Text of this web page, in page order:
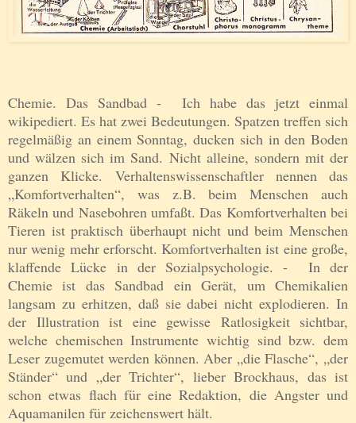
Chemie. Das Sandbad - Ich habe das jetzt einmal
wikipediert. Es hat zwei Bedeutungen. Spatzen treffen sich
regelmäßig an einem Sonntag, ducken sich in den Boden
und wälzen sich im Sand. Nicht alleine, sondern mit der
ganzen Klicke. Verhaltenswissenschaftler nennen das
„Komfortverhalten“, was z.B. beim Menschen auch
Räkeln und Nasebohren umfaßt. Das Komfortverhalten bei
Tieren ist praktisch überhaupt nicht und beim Menschen
nur wenig mehr erforscht. Komfortverhalten ist eine große,
klaffende Lücke in der Sozialpsychologie. -
In der
Chemie ist das Sandbad ein Gerät, um Chemikalien
langsam zu erhitzen, daß sie dabei nicht explodieren. In
der Illustration ist eine gewisse Ratlosigkeit sichtbar,
welche chemischen Instrumente wichtig sind bzw. dem
Leser zugemutet werden können. Aber „die Flasche“, „der
Ständer“ und „der Trichter“, lieber Brockhaus, das ist
schon etwas flach für eine Redaktion, die Angster und
Aquamanilen für zeichenswert hält.